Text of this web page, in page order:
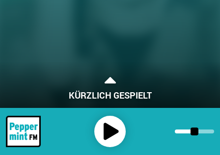
KÜRZLICH GESPIELT